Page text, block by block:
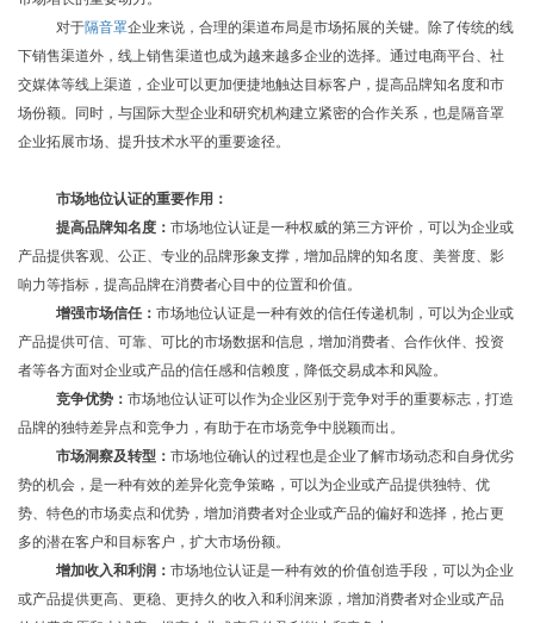
对于隔音罩企业来说，合理的渠道布局是市场拓展的关键。除了传统的线
下销售渠道外，线上销售渠道也成为越来越多企业的选择。通过电商平台、社
交媒体等线上渠道，企业可以更加便捷地触达目标客户，提高品牌知名度和市
场份额。同时，与国际大型企业和研究机构建立紧密的合作关系，也是隔音罩
企业拓展市场、提升技术水平的重要途径。
市场地位认证的重要作用：
提高品牌知名度： 市场地位认证是一种权威的第三方评价，可以为企业或
产品提供客观、公正、专业的品牌形象支撑，增加品牌的知名度、美誉度、影
响力等指标，提高品牌在消费者心目中的位置和价值。
增强市场信任： 市场地位认证是一种有效的信任传递机制，可以为企业或
产品提供可信、可靠、可比的市场数据和信息，增加消费者、合作伙伴、投资
者等各方面对企业或产品的信任感和信赖度，降低交易成本和风险。
竞争优势： 市场地位认证可以作为企业区别于竞争对手的重要标志，打造
品牌的独特差异点和竞争力，有助于在市场竞争中脱颖而出。
市场洞察及转型： 市场地位确认的过程也是企业了解市场动态和自身优劣
势的机会，是一种有效的差异化竞争策略，可以为企业或产品提供独特、优
势、特色的市场卖点和优势，增加消费者对企业或产品的偏好和选择，抢占更
多的潜在客户和目标客户，扩大市场份额。
增加收入和利润： 市场地位认证是一种有效的价值创造手段，可以为企业
或产品提供更高、更稳、更持久的收入和利润来源，增加消费者对企业或产品